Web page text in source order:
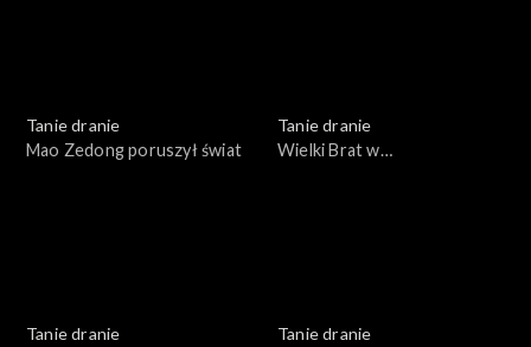
Tanie dranie
Mao Zedong poruszył świat
Tanie dranie
Wielki Brat w
Tanie dranie
Tanie dranie